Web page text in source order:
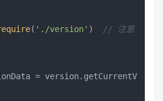
( './version' )
// 注意
= version.getCurrentV